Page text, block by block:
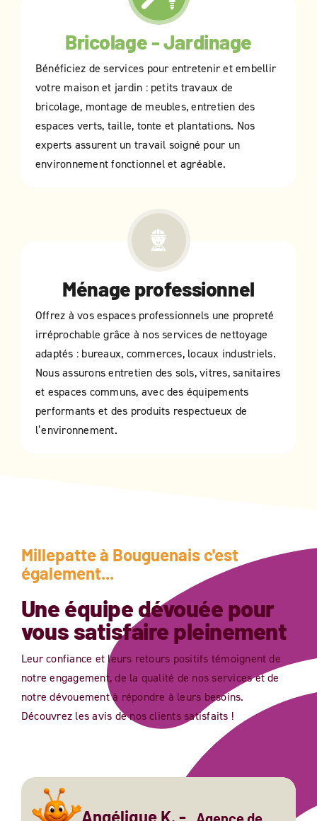
Bricolage - Jardinage
Bénéficiez de services pour entretenir et embellir
votre maison et jardin : petits travaux de
bricolage, montage de meubles, entretien des
espaces verts, taille, tonte et plantations. Nos
experts assurent un travail soigné pour un
environnement fonctionnel et agréable.
Ménage professionnel
Offrez à vos espaces professionnels une propreté
irréprochable grâce à nos services de nettoyage
adaptés : bureaux, commerces, locaux industriels.
Nous assurons entretien des sols, vitres, sanitaires
et espaces communs, avec des équipements
performants et des produits respectueux de
l’environnement.
Millepatte à Bouguenaisc'est
également...
Une équipe dévouée pour
vous satisfaire pleinement
Leur confiance et leurs retours positifs témoignent de
notre engagement, de la qualité de nos services et de
notre dévouement à répondre à leurs besoins.
Découvrez les avis de nos clients satisfaits !
Angélique K. -